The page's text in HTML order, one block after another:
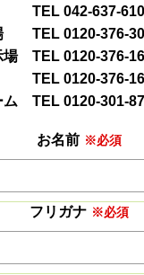
042-637-
TEL 0120-376-
場 TEL 0120-376-
TEL 0120-376-
ム TEL 0120-301-
お名前 ※必須
フリガナ ※必須